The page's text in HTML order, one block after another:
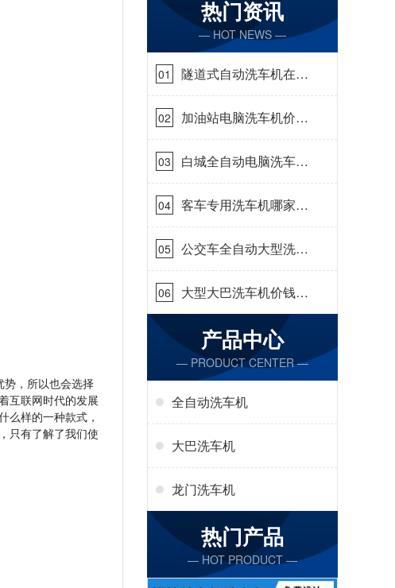
势，所以也会选择
互联网时代的发展
么样的一种款式，
只有了解了我们使
热门资讯
— HOT NEWS —
01
隧道式自动洗车机在哪
里购买[隆茂鑫晟]
02
加油站电脑洗车机价格
怎么样[隆茂鑫晟]
03
白城全自动电脑洗车
机-ADV防冻冬季正常
使用[隆茂鑫晟]
04
客车专用洗车机哪家的
好[隆茂鑫晟]
05
公交车全自动大型洗车
机什么价钱[隆茂鑫晟]
06
大型大巴洗车机价钱怎
么样[隆茂鑫晟]
产品中心
— PRODUCT CENTER —
全自动洗车机
大巴洗车机
龙门洗车机
热门产品
— HOT PRODUCT —